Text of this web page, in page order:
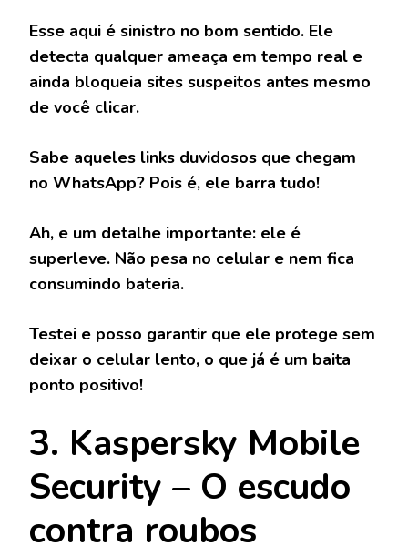
Esse aqui é sinistro no bom sentido. Ele
detecta qualquer ameaça em tempo real e
ainda bloqueia sites suspeitos antes mesmo
de você clicar.
Sabe aqueles links duvidosos que chegam
no WhatsApp? Pois é, ele barra tudo!
Ah, e um detalhe importante: ele é
superleve. Não pesa no celular e nem fica
consumindo bateria.
Testei e posso garantir que ele protege sem
deixar o celular lento, o que já é um baita
ponto positivo!
3. Kaspersky Mobile
Security – O escudo
contra roubos